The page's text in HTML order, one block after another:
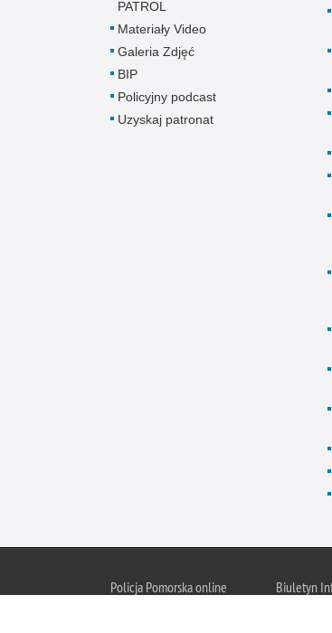
PATROL
Materiały Video
Galeria Zdjęć
BIP
Policyjny podcast
Uzyskaj patronat
Policja Pomorska online
Biuletyn